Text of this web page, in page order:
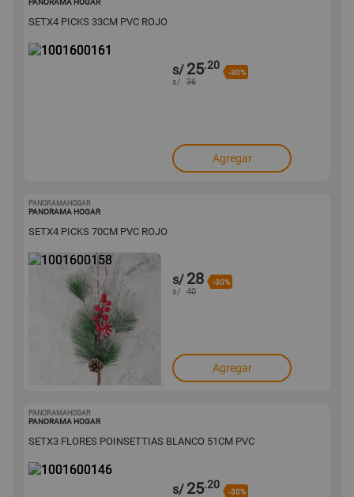
PANORAMA HOGAR
SETX4 PICKS 33CM PVC ROJO
s/ 25.20
-30%
s/ 36
Agregar
PANORAMAHOGAR
PANORAMA HOGAR
SETX4 PICKS 70CM PVC ROJO
s/ 28 -30%
s/ 40
Agregar
PANORAMAHOGAR
PANORAMA HOGAR
SETX3 FLORES POINSETTIAS BLANCO 51CM PVC
s/ 25.20
-30%